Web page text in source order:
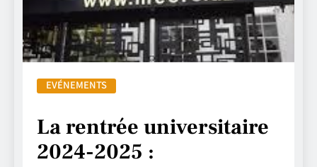
EVÉNEMENTS
La rentrée universitaire
2024-2025 :